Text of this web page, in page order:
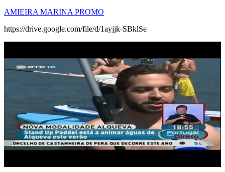
AMIEIRA MARINA PROMO
https://drive.google.com/file/d/1ayjjk-SBklSe